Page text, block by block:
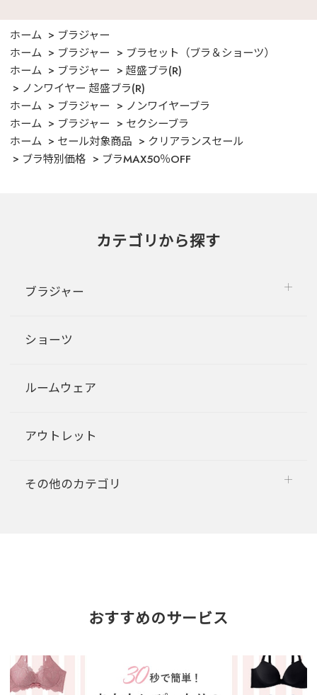
ホーム
ブラジャー
ホーム
ブラジャー
ブラセット（ブラ＆ショーツ）
ホーム
ブラジャー
超盛ブラ(R)
ノンワイヤー 超盛ブラ(R)
ホーム
ブラジャー
ノンワイヤーブラ
ホーム
ブラジャー
セクシーブラ
ホーム
セール対象商品
クリアランスセール
ブラ特別価格
ブラMAX50％OFF
カテゴリから探す
ブラジャー
ショーツ
ルームウェア
アウトレット
その他のカテゴリ
おすすめのサービス